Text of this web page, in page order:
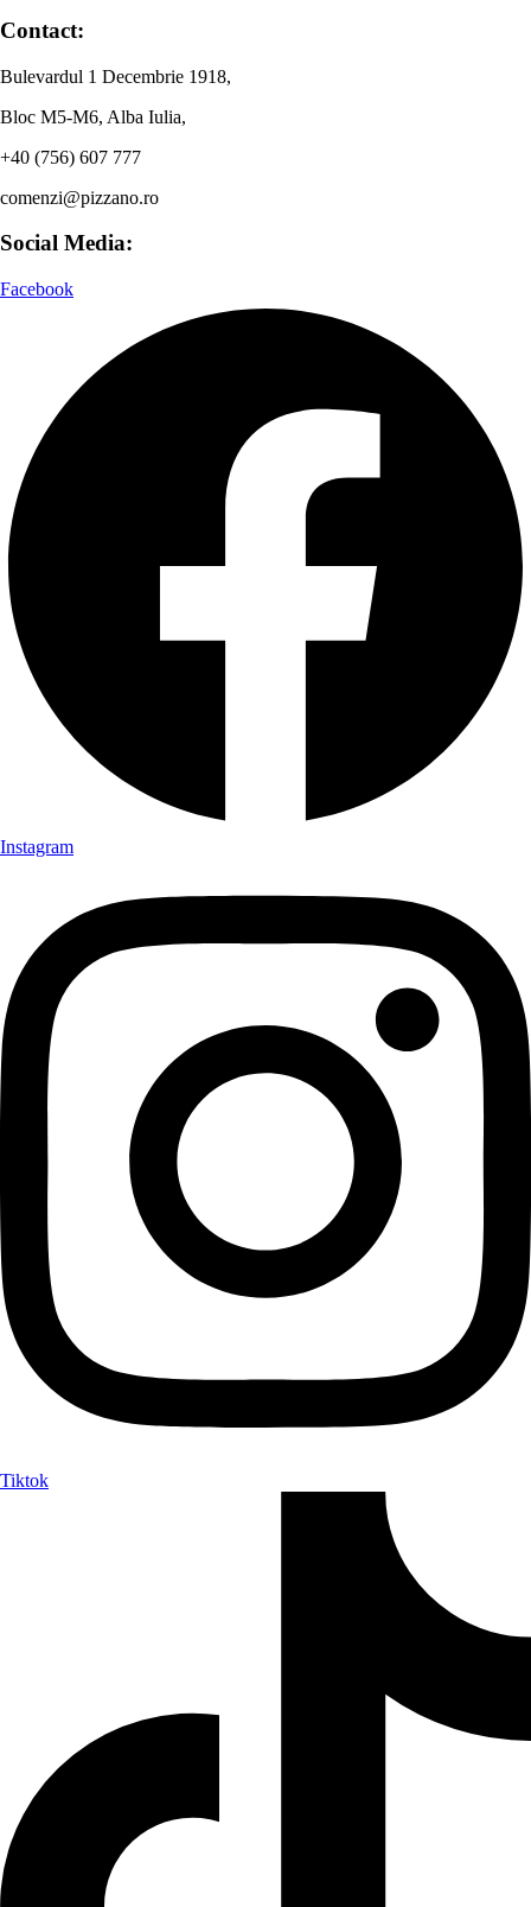
Contact:
Bulevardul 1 Decembrie 1918,
Bloc M5-M6, Alba Iulia,
+40 (756) 607 777
comenzi@pizzano.ro
Social Media:
Facebook
Instagram
Tiktok